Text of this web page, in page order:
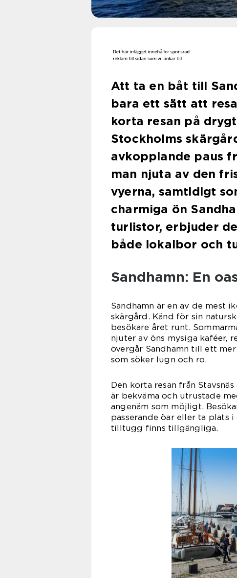
Att ta en båt till
bara ett sätt att
korta resan på
Stockholms
avkopplande paus
man njuta av den
vyerna, samtidigt
charmiga ön
turlistor, erbjuder
både lokalbor och
Sandhamn: En
Sandhamn är en av de mest
skärgård. Känd för sin
besökare året runt.
njuter av öns mysiga kaféer,
övergår Sandhamn till ett
som söker lugn och ro.
Den korta resan från
är bekväma och utrustade
angenäm som möjligt.
passerande öar eller ta plats
tilltugg finns tillgängliga.